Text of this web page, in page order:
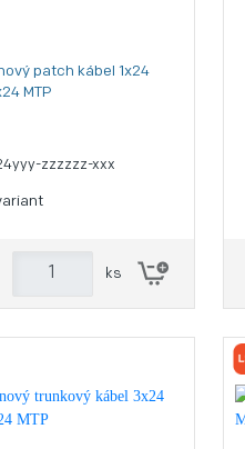
patch kábel 1x24
MTP
zzzzzz-xxx
ks